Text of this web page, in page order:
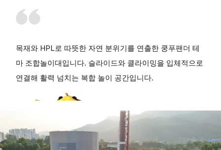
목재와 HPL로 따뜻한 자연 분위기를 연출한 쿵푸팬더 테
마 조합놀이대입니다. 슬라이드와 클라이밍을 입체적으로
연결해 활력 넘치는 복합 놀이 공간입니다.